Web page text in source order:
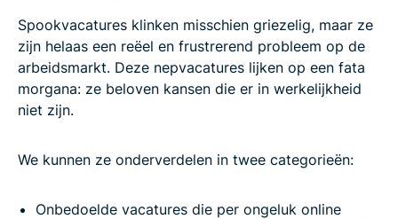
Spookvacatures klinken misschien griezelig, maar ze
zijn helaas een reëel en frustrerend probleem op de
arbeidsmarkt. Deze nepvacatures lijken op een fata
morgana: ze beloven kansen die er in werkelijkheid
niet zijn.
We kunnen ze onderverdelen in twee categorieën:
Onbedoelde vacatures die per ongeluk online